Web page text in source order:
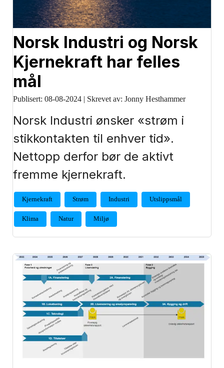
Norsk Industri og Norsk
Kjernekraft har felles
mål
Publisert: 08-08-2024 | Skrevet av: Jonny Hesthammer
Norsk Industri ønsker «strøm i
stikkontakten til enhver tid».
Nettopp derfor bør de aktivt
fremme kjernekraft.
Kjernekraft Strøm Industri Utslippsmål
Klima Natur Miljø